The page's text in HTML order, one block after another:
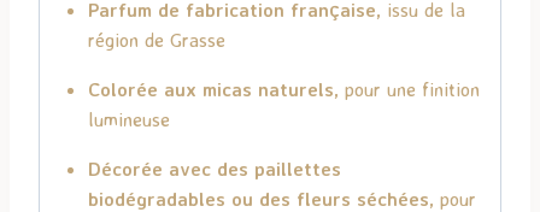
Parfum de fabrication française, issu de la
région de Grasse
Colorée aux micas naturels, pour une finition
lumineuse
Décorée avec des paillettes
biodégradables ou des fleurs séchées, pour